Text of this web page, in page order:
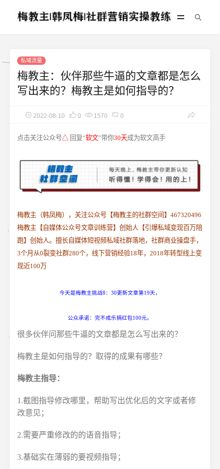
私域流量
梅教主：伙伴那些牛逼的文章都是怎么
写出来的？梅教主是如何指导的？
2022-08-10 0 1570 0
点击关注公众号△ 回复“软文”带你30天成为软文高手
梅教主（韩凤梅），关注公众号【梅教主的社群空间】467320496
梅教主【自媒体公众号文章训练营】创始人【引爆私域变现百万陪
跑】创始人。擅长自媒体短视频私域社群落地，社群商业操盘手，
3个月从0裂变社群280个，线下营销经验18年，2018年转型线上变
现近100万
今天是梅教主挑战8：30更新文章第19天，
公众承诺：完不成乐捐红包100元。
很多伙伴问那些牛逼的文章都是怎么写出来的？
梅教主是如何指导的？取得的成果有哪些？
梅教主指导：
1.截图指导修改哪里，帮助写出优化后的文字或者修
改意见；
2.需要严重修改的的语音指导；
3.基础实在薄弱的要视频指导；